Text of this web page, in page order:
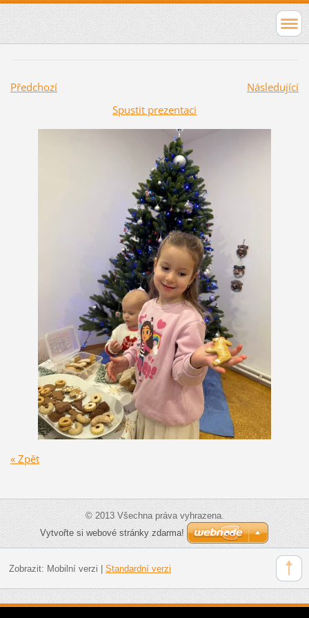
Předchozí
Následující
Spustit prezentaci
« Zpět
© 2013 Všechna práva vyhrazena.
Vytvořte si webové stránky zdarma!
Zobrazit: Mobilní verzi Standardní verzi